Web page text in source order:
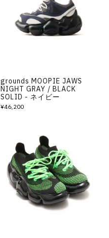
grounds MOOPIE JAWS
NIGHT GRAY / BLACK
SOLID - ネイビー
¥46,200